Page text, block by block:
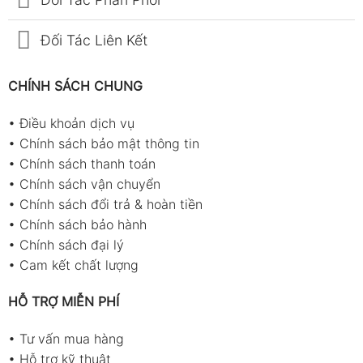
Đối Tác Liên Kết
CHÍNH SÁCH CHUNG
•Điều khoản dịch vụ
• Chính sách bảo mật thông tin
• Chính sách thanh toán
• Chính sách vận chuyển
• Chính sách đổi trả & hoàn tiền
• Chính sách bảo hành
• Chính sách đại lý
• Cam kết chất lượng
HỖ TRỢ MIỄN PHÍ
• Tư vấn mua hàng
• Hỗ trợ kỹ thuật